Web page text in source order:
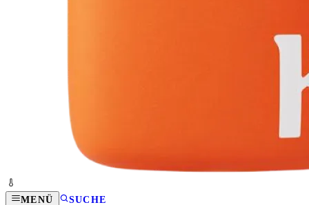
MENÜ SUCHE